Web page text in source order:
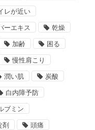
レが近い
ーエキス 乾燥
加齢 困る
慢性肩こり
潤い肌 炭酸
白内障予防
ブミン
剤 頭痛